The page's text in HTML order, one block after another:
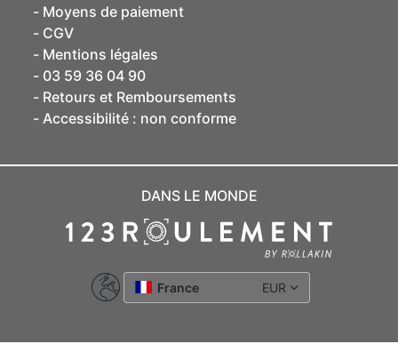
Moyens de paiement
CGV
Mentions légales
03 59 36 04 90
Retours et Remboursements
Accessibilité : non conforme
DANS LE MONDE
France EUR